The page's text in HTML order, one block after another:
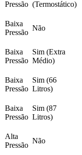
Pressão (Termostático)
Baixa
Pressão
Não
Baixa
Pressão
Sim (Extra
Médio)
Baixa
Pressão
Sim (66
Litros)
Baixa
Pressão
Sim (87
Litros)
Alta
Pressão
Não